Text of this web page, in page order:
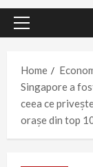
Primary
Home
Singapore a
ceea ce
orașe din top